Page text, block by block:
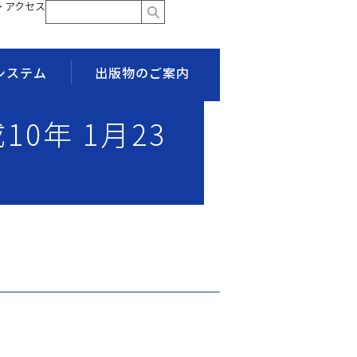
アクセス
ステム 出版物のご案内
年 1月23